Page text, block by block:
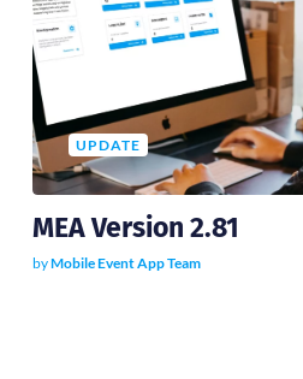
UPDATE
MEA Version 2.81
byMobile Event App Team